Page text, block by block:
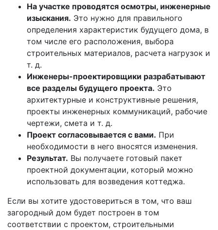
На участке проводятся осмотры, инженерные
изыскания. Это нужно для правильного
определения характеристик будущего дома, в
том числе его расположения, выбора
строительных материалов, расчета нагрузок и
т. д.
Инженеры-проектировщики разрабатывают
все разделы будущего проекта. Это
архитектурные и конструктивные решения,
проекты инженерных коммуникаций, рабочие
чертежи, смета и т. д.
Проект согласовывается с вами. При
необходимости в него вносятся изменения.
Результат. Вы получаете готовый пакет
проектной документации, который можно
использовать для возведения коттеджа.
Если вы хотите удостовериться в том, что ваш
загородный дом будет построен в том
соответствии с проектом, строительными